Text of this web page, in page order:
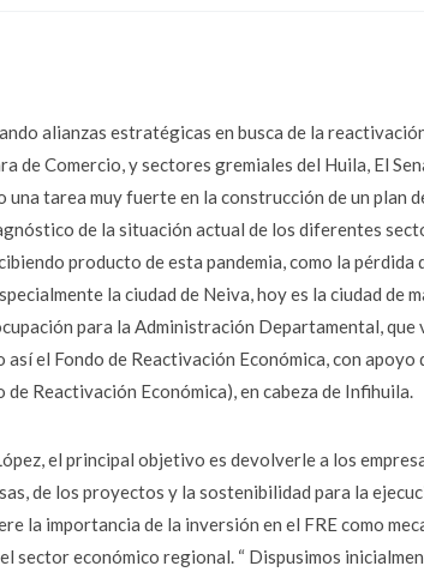
alianzas estratégicas en busca de la
de Comercio, y sectores gremiales del Huila, El
una tarea muy fuerte en la construcción de un plan
de la situación actual de los diferentes
producto de esta pandemia, como la pérdida
la ciudad de Neiva, hoy es la ciudad de
para la Administración Departamental, que
el Fondo de Reactivación Económica, con apoyo
Reactivación Económica), en cabeza de Infihuila.
el principal objetivo es devolverle a los
de los proyectos y la sostenibilidad para la
la importancia de la inversión en el FRE como
sector económico regional. “ Dispusimos